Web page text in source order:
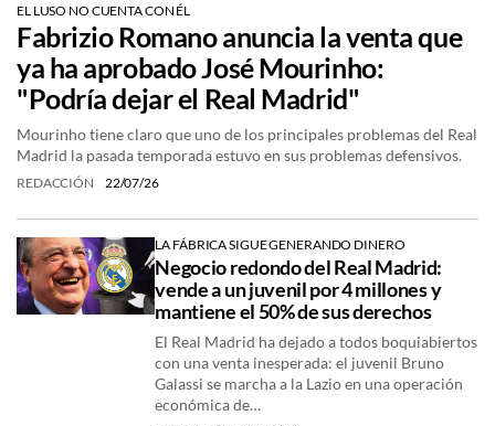
EL LUSO NO CUENTA CON ÉL
Fabrizio Romano anuncia la venta que
ya ha aprobado José Mourinho:
"Podría dejar el Real Madrid"
Mourinho tiene claro que uno de los principales problemas del Real
Madrid la pasada temporada estuvo en sus problemas defensivos.
REDACCIÓN 22/07/26
LA FÁBRICA SIGUE GENERANDO DINERO
Negocio redondo del Real Madrid:
vende a un juvenil por 4 millones y
mantiene el 50% de sus derechos
El Real Madrid ha dejado a todos boquiabiertos
con una venta inesperada: el juvenil Bruno
Galassi se marcha a la Lazio en una operación
económica de…